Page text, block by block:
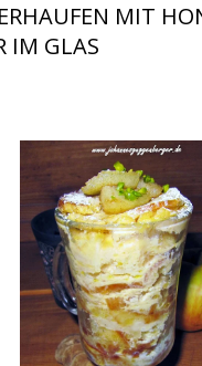
MIT
IM GLAS